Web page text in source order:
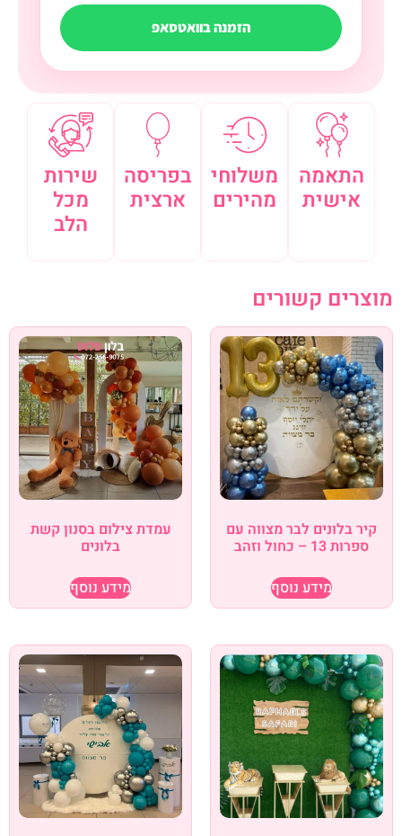
הזמנה בוואטסאפ
שירות
מכל
הלב
בפריסה
ארצית
משלוחי
מהירים
התאמה
אישית
מוצרים קשורים
קיר בלונים לבר מצווה עם
ספרות 13 – כחול וזהב
מידע נוסף
עמדת צילום בסנון קשת
בלונים
מידע נוסף